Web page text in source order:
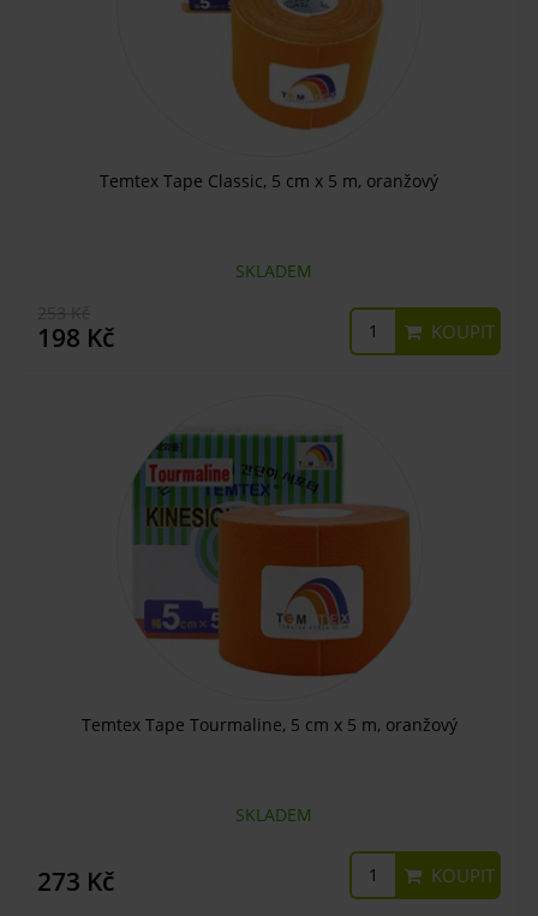
Temtex Tape Classic, 5 cm x 5 m, oranžový
SKLADEM
198 Kč KOUPIT
Temtex Tape Tourmaline, 5 cm x 5 m, oranžový
SKLADEM
273 Kč KOUPIT